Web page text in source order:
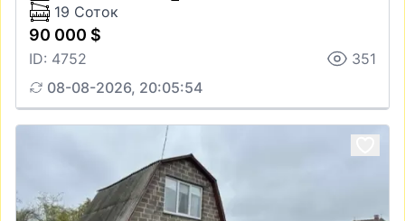
19 Соток
90 000 $
ID: 4752
351
08-08-2026, 20:05:54